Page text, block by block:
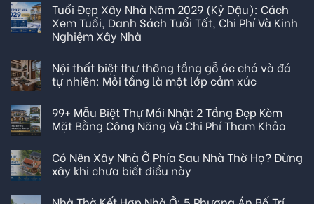
Tuổi Đẹp Xây Nhà Năm 2029 (Kỷ Dậu): Cách
Xem Tuổi, Danh Sách Tuổi Tốt, Chi Phí Và Kinh
Nghiệm Xây Nhà
Nội thất biệt thự thông tầng gỗ óc chó và đá
tự nhiên: Mỗi tầng là một lớp cảm xúc
99+ Mẫu Biệt Thự Mái Nhật 2 Tầng Đẹp Kèm
Mặt Bằng Công Năng Và Chi Phí Tham Khảo
Có Nên Xây Nhà Ở Phía Sau Nhà Thờ Họ? Đừng
xây khi chưa biết điều này